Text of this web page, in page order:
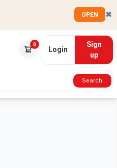
OPEN ✖
0
Login
Sign
up
Search